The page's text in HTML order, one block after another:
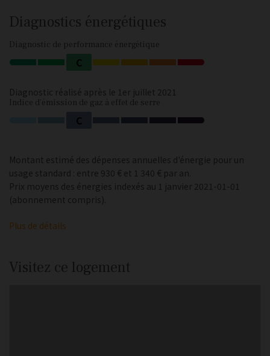
Diagnostics énergétiques
Diagnostic de performance énergétique
C
Diagnostic réalisé après le 1er juillet 2021
Indice d'émission de gaz à effet de serre
C
Montant estimé des dépenses annuelles d'énergie pour un
usage standard : entre 930 € et 1 340 € par an.
Prix moyens des énergies indexés au 1 janvier 2021-01-01
(abonnement compris).
Plus de détails
Visitez ce logement